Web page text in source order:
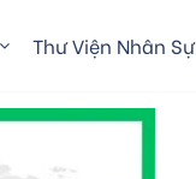
Thư Viện Nhân Sự